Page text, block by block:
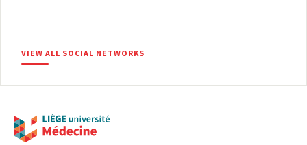
VIEW ALL SOCIAL NETWORKS